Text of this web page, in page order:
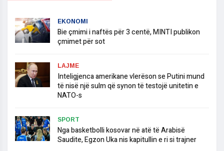
EKONOMI
Bie çmimi i naftës për 3 centë, MINTI publikon
çmimet për sot
LAJME
​Inteligjenca amerikane vlerëson se Putini mund
të nisë një sulm që synon të testojë unitetin e
NATO-s
SPORT
​Nga basketbolli kosovar në atë të Arabisë
Saudite, Egzon Uka nis kapitullin e ri si trajner